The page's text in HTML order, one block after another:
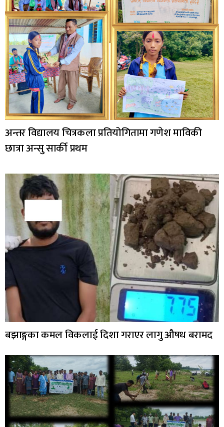
अन्तर विद्यालय चित्रकला प्रतियोगितामा गणेश माविकी
छात्रा अन्सु सार्की प्रथम
बझाङ्गका कमल विकलाई दिशा गराएर लागु औषध बरामद